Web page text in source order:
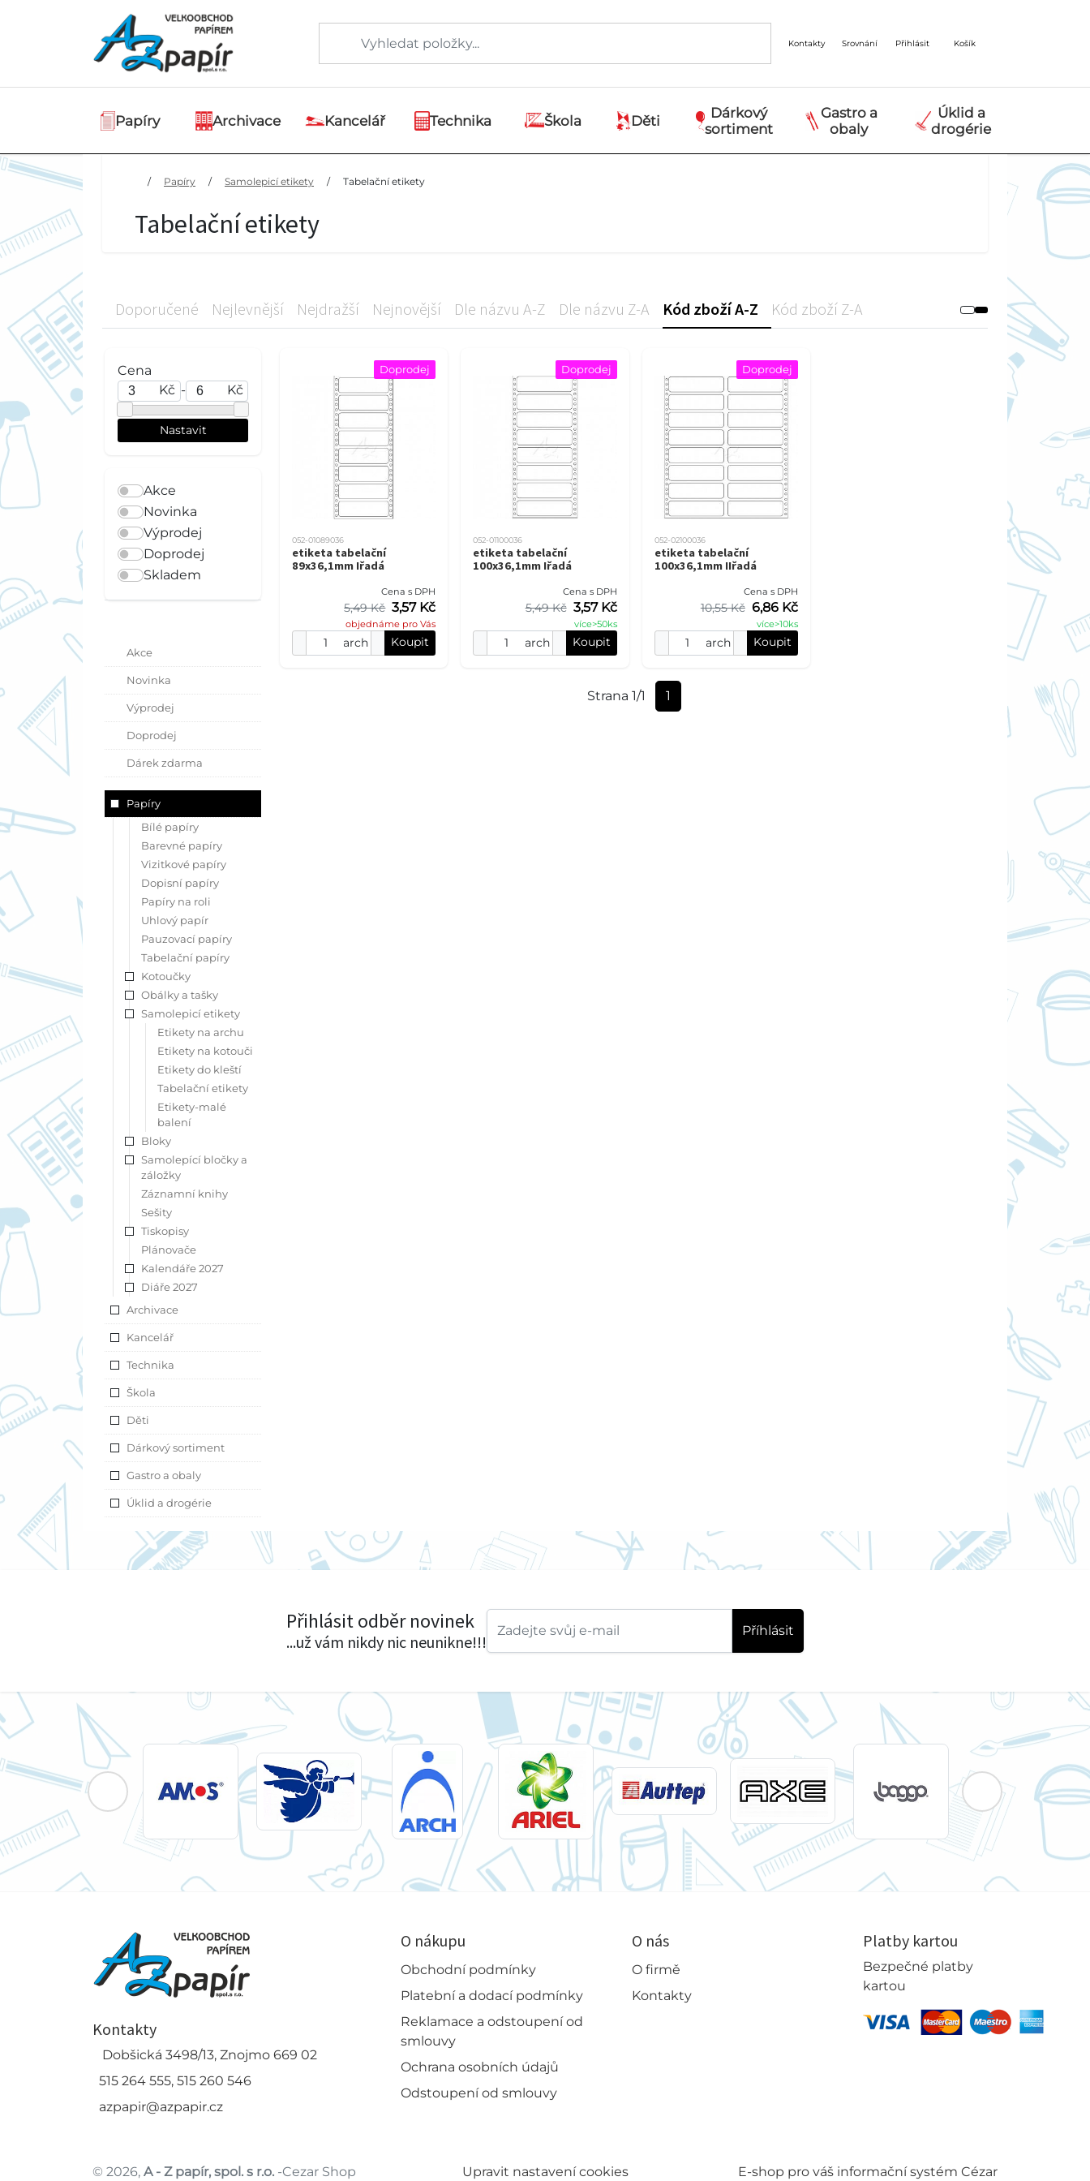
Kontakty Srovnání Přihlásit Košík
Papíry Archivace Kancelář Technika Škola Děti
Dárkový
sortiment
Gastro a
obaly
Úklid a
drogérie
/ Papíry / Samolepicí etikety / Tabelační etikety
Tabelační etikety
Doporučené Nejlevnější Nejdražší Nejnovější Dle názvu A-Z Dle názvu Z-A Kód zboží A-Z Kód zboží Z-A
Cena
Kč - Kč
Akce
Novinka
Výprodej
Doprodej
Skladem
Akce
Novinka
Výprodej
Doprodej
Dárek zdarma
Papíry
Bílé papíry
Barevné papíry
Vizitkové papíry
Dopisní papíry
Papíry na roli
Uhlový papír
Pauzovací papíry
Tabelační papíry
Kotoučky
Obálky a tašky
Samolepicí etikety
Etikety na archu
Etikety na kotouči
Etikety do kleští
Tabelační etikety
Etikety-malé
balení
Bloky
Samolepící bločky a
záložky
Záznamní knihy
Sešity
Tiskopisy
Plánovače
Kalendáře 2027
Diáře 2027
Archivace
Kancelář
Technika
Škola
Děti
Dárkový sortiment
Gastro a obaly
Úklid a drogérie
Doprodej
052-01089036
etiketa tabelační
89x36,1mm Iřadá
Cena s DPH
5,49 Kč 3,57 Kč
objednáme pro Vás
arch Koupit
Doprodej
052-01100036
etiketa tabelační
100x36,1mm Iřadá
Cena s DPH
5,49 Kč 3,57 Kč
více>50ks
arch Koupit
Doprodej
052-02100036
etiketa tabelační
100x36,1mm IIřadá
Cena s DPH
10,55 Kč 6,86 Kč
více>10ks
arch Koupit
Strana 1/1 1
Přihlásit odběr novinek
...už vám nikdy nic neunikne!!!
Příhlásit
Kontakty
Dobšická 3498/13, Znojmo 669 02
515 264 555, 515 260 546
azpapir@azpapir.cz
O nákupu
Obchodní podmínky
Platební a dodací podmínky
Reklamace a odstoupení od
smlouvy
Ochrana osobních údajů
Odstoupení od smlouvy
O nás
O firmě
Kontakty
Platby kartou
Bezpečné platby
kartou
© 2026, A - Z papír, spol. s r.o. -Cezar Shop Upravit nastavení cookies E-shop pro váš informační systém Cézar